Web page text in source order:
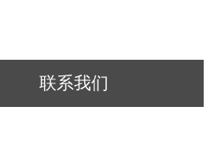
联系我们